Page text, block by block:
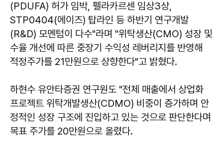
(PDUFA) 허가 임박, 펠라카르센 임상3상,
STP0404(에이즈) 탑라인 등 하반기 연구개발
(R&D) 모멘텀이 다수"라며 "위탁생산(CMO) 성장 및
수율 개선에 따른 중장기 수익성 레버리지를 반영해
적정주가를 21만원으로 상향한다"고 밝혔다.
하현수 유안타증권 연구원도 "전체 매출에서 상업화
프로젝트 위탁개발생산(CDMO) 비중이 증가하며 안
정적인 성장 구조에 진입하고 있는 것으로 판단한다며
목표 주가를 20만원으로 올렸다.